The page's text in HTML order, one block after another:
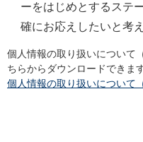
ーをはじめとするステ
確にお応えしたいと考
個人情報の取り扱いについて
ちらからダウンロードできます
個人情報の取り扱いについて